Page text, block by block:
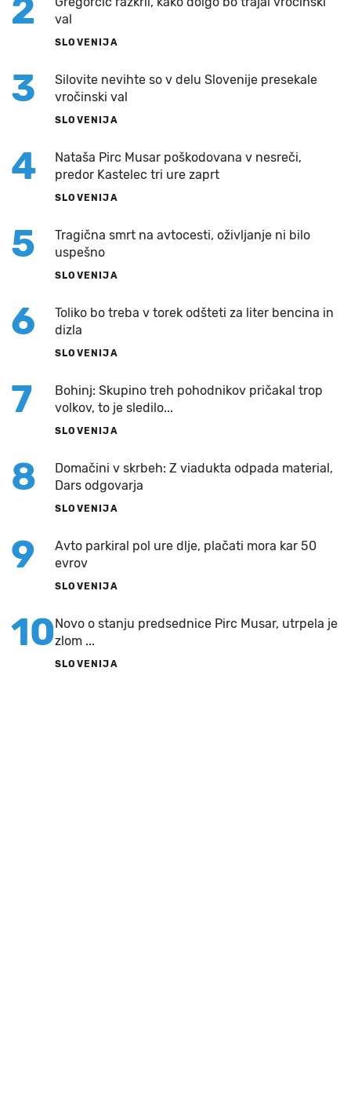
2
val
SLOVENIJA
3
Silovite nevihte so v delu Slovenije presekale
vročinski val
SLOVENIJA
4
Nataša Pirc Musar poškodovana v nesreči,
predor Kastelec tri ure zaprt
SLOVENIJA
5
Tragična smrt na avtocesti, oživljanje ni bilo
uspešno
SLOVENIJA
6
Toliko bo treba v torek odšteti za liter bencina in
dizla
SLOVENIJA
7
Bohinj: Skupino treh pohodnikov pričakal trop
volkov, to je sledilo...
SLOVENIJA
8
Domačini v skrbeh: Z viadukta odpada material,
Dars odgovarja
SLOVENIJA
9
Avto parkiral pol ure dlje, plačati mora kar 50
evrov
SLOVENIJA
10Novo o stanju predsednice Pirc Musar, utrpela je
zlom ...
SLOVENIJA